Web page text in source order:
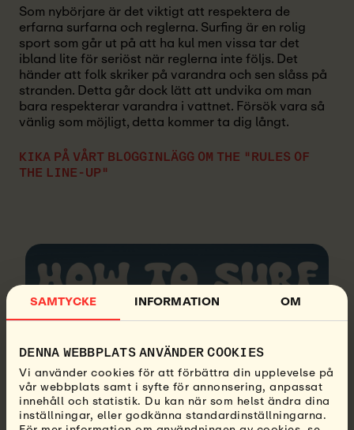
SAMTYCKE INFORMATION OM
DENNA WEBBPLATS ANVÄNDER COOKIES
Vi använder cookies för att förbättra din upplevelse på
vår webbplats samt i syfte för annonsering, anpassat
innehåll och statistik. Du kan när som helst ändra dina
inställningar, eller godkänna standardinställningarna.
Som nybörjare är det viktigt att respektera de
erfarna surfarna och reglerna. Surfing är en rolig
sport som går ut på att ha kul men vissa tar det
ibland lite för seriöst när reglerna inte följs. Det
händer att folk skriker på varandra och sen slåss på
stranden. Detta går dock lätt att undvika om man
bara respekterar varandra i vattnet. Försök vara så
vänlig som möjligt, detta kommer ta dig långt.
KIKA PÅ VÅRT BLOGGINLÄGG OM THE "RULES OF
THE LINE-UP"
VIDEO
THE SURF ETIQUETTE
| HOW TO SURF
WATCH VIDEO